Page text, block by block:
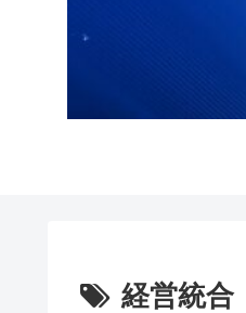
経営統合